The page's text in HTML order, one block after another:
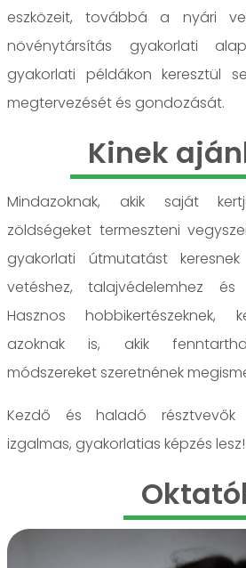
eszközeit, továbbá a nyári
növénytársítás gyakorlati
gyakorlati példákon keresztül
megtervezését és gondozását.
Kinek
Mindazoknak, akik saját
zöldségeket termeszteni
gyakorlati útmutatást
vetéshez, talajvédelemhez és
Hasznos hobbikertészeknek,
azoknak is, akik
módszereket szeretnének
Kezdő és haladó résztvevők
izgalmas, gyakorlatias képzés lesz!